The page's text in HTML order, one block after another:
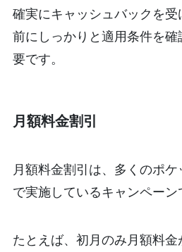
確実にキャッシュバックを
前にしっかりと適用条件を
要です。
月額料金割引
月額料金割引は、多くのポ
で実施しているキャンペーン
たとえば、初月のみ月額料